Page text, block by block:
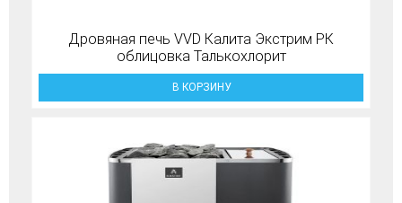
Дровяная печь VVD Калита Экстрим РК
облицовка Талькохлорит
В КОРЗИНУ